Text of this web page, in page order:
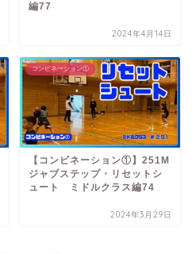
編77
2024年4月14日
コンビネーション①
【コンビネーション①】251M
ジャブステップ・リセットシ
ュート ミドルクラス編74
2024年3月29日